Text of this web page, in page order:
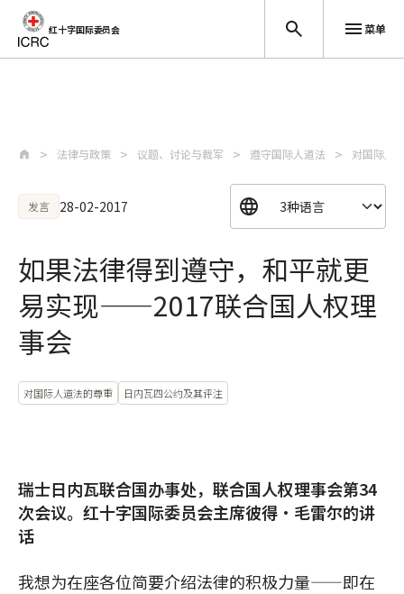
红十字国际委员会 菜单
法律与政策 议题、讨论与裁军 遵守国际人道法 对国际人
发言 28-02-2017
如果法律得到遵守，和平就更
易实现——2017联合国人权理
事会
对国际人道法的尊重 日内瓦四公约及其评注
瑞士日内瓦联合国办事处，联合国人权理事会第34
次会议。红十字国际委员会主席彼得•毛雷尔的讲
话
我想为在座各位简要介绍法律的积极力量——即在